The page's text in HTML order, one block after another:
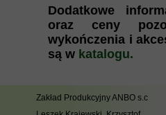
Dodatkowe
oraz ceny
wykończenia i
są w katalogu.
Zakład Produkcyjny ANBO s.c